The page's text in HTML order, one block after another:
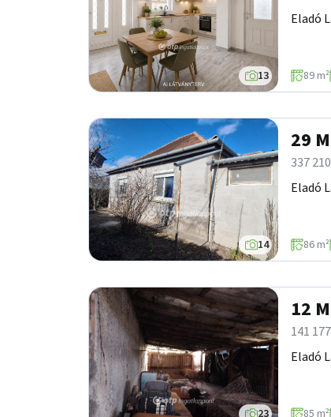
13
Eladó
89 m²
14
29
337
Eladó
86 m²
23
12
141
Eladó
85 m²